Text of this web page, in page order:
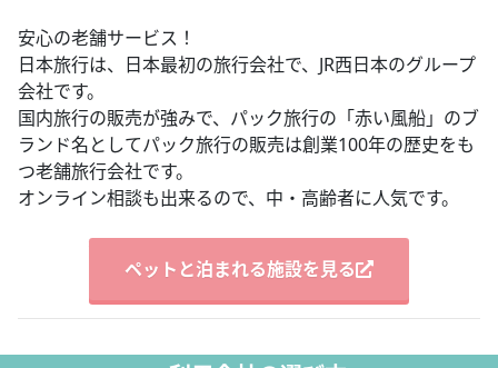
安心の老舗サービス！
日本旅行は、日本最初の旅行会社で、JR西日本のグループ
会社です。
国内旅行の販売が強みで、パック旅行の「赤い風船」のブ
ランド名としてパック旅行の販売は創業100年の歴史をも
つ老舗旅行会社です。
オンライン相談も出来るので、中・高齢者に人気です。
ペットと泊まれる施設を見る